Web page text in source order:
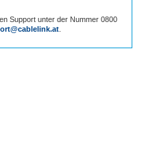
Support unter der Nummer 0800